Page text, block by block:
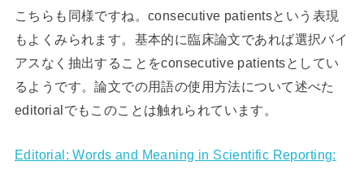
こちらも同様ですね。consecutive patientsという表現
もよくみられます。基本的に臨床論文であれば選択バイ
アスなく抽出することをconsecutive patientsとしてい
るようです。論文での用語の使用方法について述べた
editorialでもこのことは触れられています。
Editorial: Words and Meaning in Scientific Reporting: